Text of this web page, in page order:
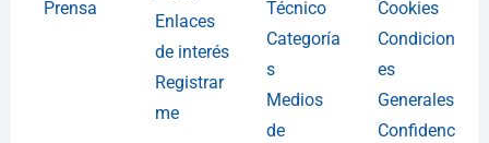
Prensa
Enlaces
de interés
Registrar
me
Técnico
Categoría
s
Medios
de
Cookies
Condicion
es
Generales
Confidenc